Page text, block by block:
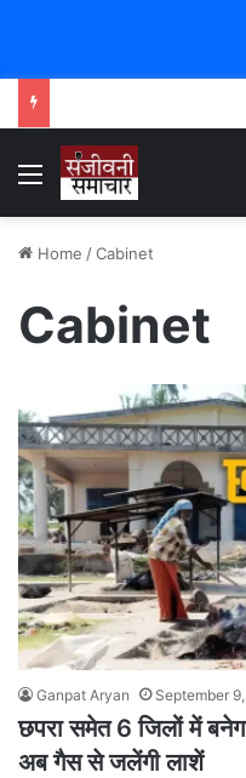
Menu
Home /Cabinet
Cabinet
Ganpat Aryan September
छपरा समेत 6 जिलों में
अब गैस से जलेंगी लाशें